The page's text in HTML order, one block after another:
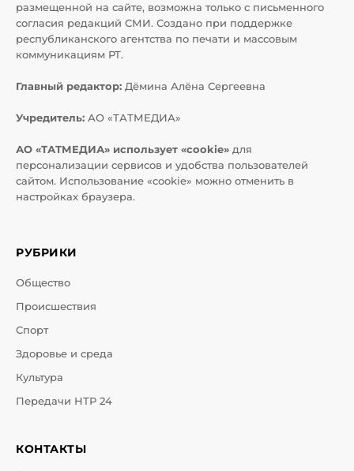
размещенной на сайте, возможна только с письменного
согласия редакций СМИ. Создано при поддержке
республиканского агентства по печати и массовым
коммуникациям РТ.
Главный редактор: Дёмина Алёна Сергеевна
Учредитель: АО «ТАТМЕДИА»
АО «ТАТМЕДИА» использует «cookie» для
персонализации сервисов и удобства пользователей
сайтом. Использование «cookie» можно отменить в
настройках браузера.
РУБРИКИ
Общество
Происшествия
Спорт
Здоровье и среда
Культура
Передачи НТР 24
КОНТАКТЫ